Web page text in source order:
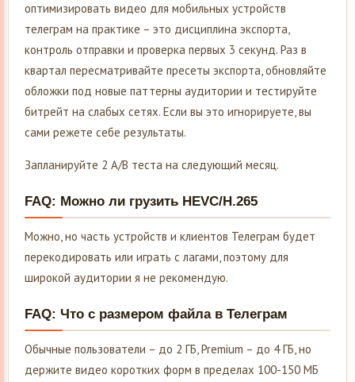
оптимизировать видео для мобильных устройств
телеграм на практике – это дисциплина экспорта,
контроль отправки и проверка первых 3 секунд. Раз в
квартал пересматривайте пресеты экспорта, обновляйте
обложки под новые паттерны аудитории и тестируйте
битрейт на слабых сетях. Если вы это игнорируете, вы
сами режете себе результаты.
Запланируйте 2 A/B теста на следующий месяц.
FAQ: Можно ли грузить HEVC/H.265
Можно, но часть устройств и клиентов Телеграм будет
перекодировать или играть с лагами, поэтому для
широкой аудитории я не рекомендую.
FAQ: Что с размером файла в Телеграм
Обычные пользователи – до 2 ГБ, Premium – до 4 ГБ, но
держите видео коротких форм в пределах 100-150 МБ